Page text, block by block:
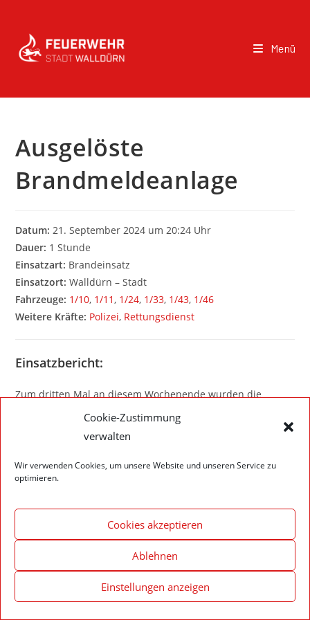
Cookie-Zustimmung
verwalten
Wir verwenden Cookies, um unsere Website und unseren Service zu
optimieren.
Cookies akzeptieren
Ablehnen
Einstellungen anzeigen
Menü
Ausgelöste
Brandmeldeanlage
Datum: 21. September 2024 um 20:24 Uhr
Dauer: 1 Stunde
Einsatzart: Brandeinsatz
Einsatzort: Walldürn – Stadt
Fahrzeuge: 1/10, 1/11, 1/24, 1/33, 1/43, 1/46
Weitere Kräfte: Polizei, Rettungsdienst
Einsatzbericht:
Zum dritten Mal an diesem Wochenende wurden die
Kameradinnen und Kameraden der Abteilung Walldürn zu
einer ausgelösten Brandmeldeanlage gerufen.
Auslösegrund festgestellt werden.
Die Feuerwehr verließ die Einsatzstelle.
Impressum – Datenschutzerklärung
© 2020 Feuerwehr Walldürn